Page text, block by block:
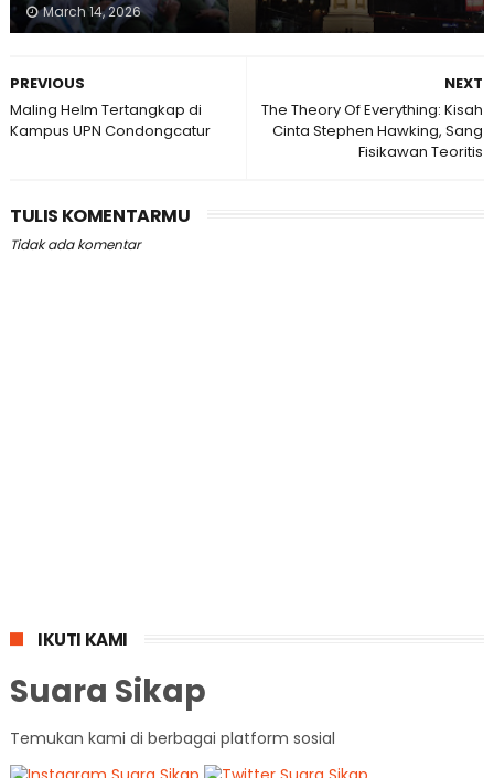
March 14, 2026
NEXT
The Theory Of Everything: Kisah
Cinta Stephen Hawking, Sang
Fisikawan Teoritis
PREVIOUS
Maling Helm Tertangkap di
Kampus UPN Condongcatur
TULIS KOMENTARMU
Tidak ada komentar
IKUTI KAMI
Suara Sikap
Temukan kami di berbagai platform sosial